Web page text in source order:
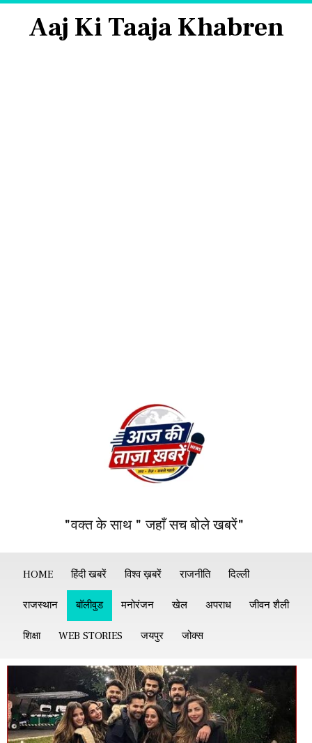
Aaj Ki Taaja Khabren
"वक्त के साथ " जहाँ सच बोले खबरें"
HOME हिंदी खबरें विश्व ख़बरें राजनीति दिल्ली
राजस्थान बॉलीवुड मनोरंजन खेल अपराध जीवन शैली
शिक्षा WEB STORIES जयपुर जोक्स